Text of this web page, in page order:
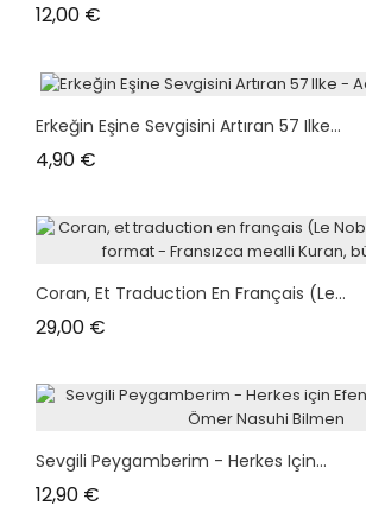
12,00 €
Erkeğin Eşine Sevgisini Artıran 57 Ilke...
4,90 €
Coran, Et Traduction En Français (Le...
29,00 €
Sevgili Peygamberim - Herkes Için...
12,90 €